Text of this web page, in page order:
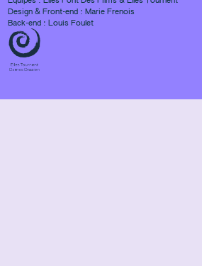
Design & Front-end : Marie Frenois
Back-end : Louis Foulet